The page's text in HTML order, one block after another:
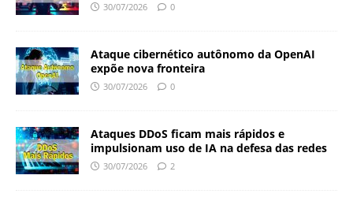
30/07/2026 0
Ataque cibernético autônomo da OpenAI
expõe nova fronteira
30/07/2026 0
Ataques DDoS ficam mais rápidos e
impulsionam uso de IA na defesa das redes
30/07/2026 2